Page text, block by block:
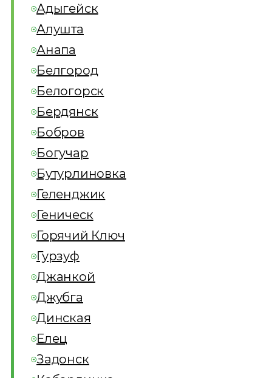
Адыгейск
Алушта
Анапа
Белгород
Белогорск
Бердянск
Бобров
Богучар
Бутурлиновка
Геленджик
Геническ
Горячий Ключ
Гурзуф
Джанкой
Джубга
Динская
Елец
Задонск